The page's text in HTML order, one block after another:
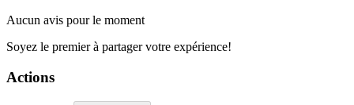
Aucun avis pour le moment
Soyez le premier à partager votre expérience!
Actions